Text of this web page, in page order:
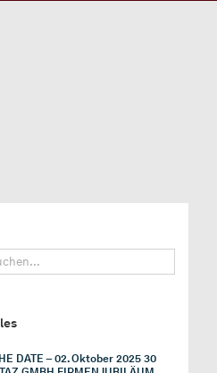
DATE – 02. Oktober 2025 30